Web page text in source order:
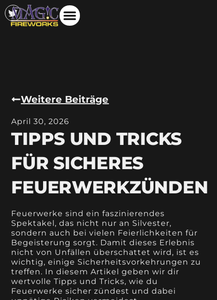
Weitere Beiträge
April 30, 2026
TIPPS UND TRICKS
FÜR SICHERES
FEUERWERKZÜNDEN
Feuerwerke sind ein faszinierendes
Spektakel, das nicht nur an Silvester,
sondern auch bei vielen Feierlichkeiten für
Begeisterung sorgt. Damit dieses Erlebnis
nicht von Unfällen überschattet wird, ist es
wichtig, einige Sicherheitsvorkehrungen zu
treffen. In diesem Artikel geben wir dir
wertvolle Tipps und Tricks, wie du
Feuerwerke sicher zündest und dabei